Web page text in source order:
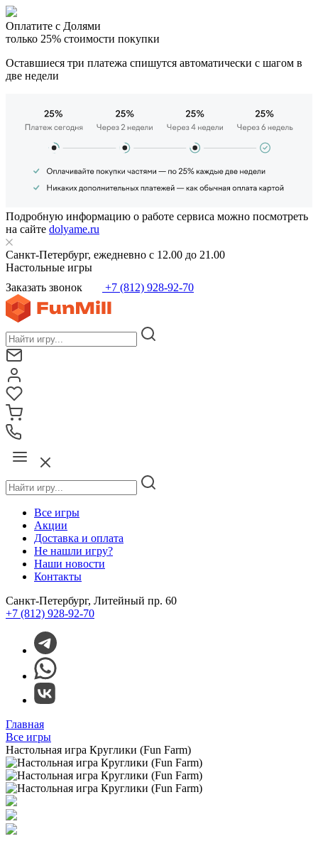
Оплатите с Долями
только 25% стоимости покупки
Оставшиеся три платежа спишутся автоматически с шагом в
две недели
Подробную информацию о работе сервиса можно посмотреть
на сайте dolyame.ru
Санкт-Петербург, ежедневно с 12.00 до 21.00
Настольные игры
Заказать звонок
+7 (812) 928-92-70
Все игры
Акции
Доставка и оплата
Не нашли игру?
Наши новости
Контакты
Санкт-Петербург, Литейный пр. 60
+7 (812) 928-92-70
Главная
Все игры
Настольная игра Круглики (Fun Farm)